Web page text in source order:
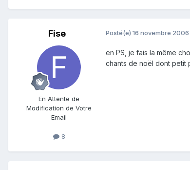
Fise
En Attente de
Modification de Votre
Email
8
Posté(e) 16 novembre 2006
en PS, je fais la même
chants de noël dont petit